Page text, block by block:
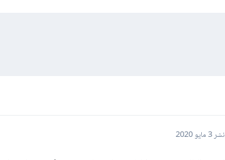
نشر3 مايو 2020